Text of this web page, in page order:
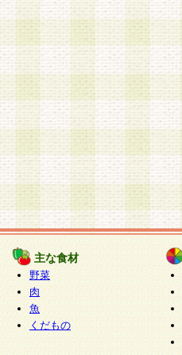
主な食材
野菜
肉
魚
くだもの